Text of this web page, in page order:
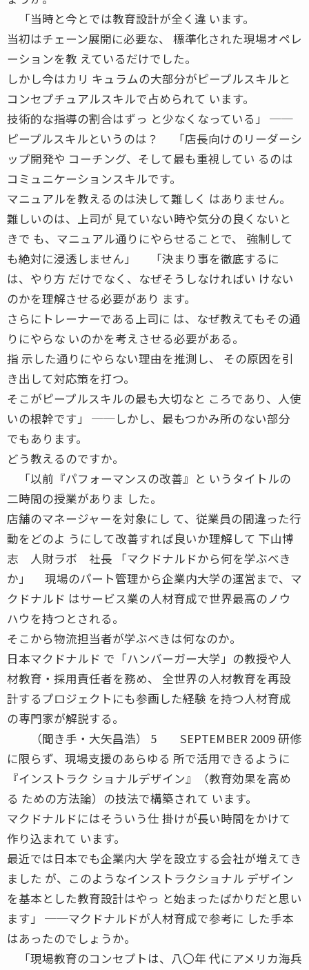
「当時と今とでは教育設計が全く違 います。
当初はチェーン展開に必要な、 標準化された現場オペレ
ーションを教 えているだけでした。
しかし今はカリ キュラムの大部分がピープルスキルと
コンセプチュアルスキルで占められて います。
技術的な指導の割合はずっ と少なくなっている」 ──
ピープルスキルというのは？ 「店長向けのリーダーシ
ップ開発や コーチング、そして最も重視してい るのは
コミュニケーションスキルです。
マニュアルを教えるのは決して難しく はありません。
難しいのは、上司が 見ていない時や気分の良くないと
きで も、マニュアル通りにやらせることで、 強制して
も絶対に浸透しません」 「決まり事を徹底するに
は、やり方 だけでなく、なぜそうしなければい けない
のかを理解させる必要があり ます。
さらにトレーナーである上司に は、なぜ教えてもその通
りにやらな いのかを考えさせる必要がある。
指 示した通りにやらない理由を推測し、 その原因を引
き出して対応策を打つ。
そこがピープルスキルの最も大切なと ころであり、人使
いの根幹です」 ──しかし、最もつかみ所のない部分
でもあります。
どう教えるのですか。
「以前『パフォーマンスの改善』と いうタイトルの
二時間の授業がありま した。
店舗のマネージャーを対象にし て、従業員の間違った行
動をどのよ うにして改善すれば良いか理解して 下山博
志 人財ラボ 社長 「マクドナルドから何を学ぶべき
か」 現場のパート管理から企業内大学の運営まで、マ
クドナルド はサービス業の人材育成で世界最高のノウ
ハウを持つとされる。
そこから物流担当者が学ぶべきは何なのか。
日本マクドナルド で「ハンバーガー大学」の教授や人
材教育・採用責任者を務め、 全世界の人材教育を再設
計するプロジェクトにも参画した経験 を持つ人材育成
の専門家が解説する。
（聞き手・大矢昌浩） 5 SEPTEMBER 2009 研修
に限らず、現場支援のあらゆる 所で活用できるように
『インストラク ショナルデザイン』（教育効果を高め
る ための方法論）の技法で構築されて います。
マクドナルドにはそういう仕 掛けが長い時間をかけて
作り込まれて います。
最近では日本でも企業内大 学を設立する会社が増えてき
ました が、このようなインストラクショナル デザイン
を基本とした教育設計はやっ と始まったばかりだと思い
ます」 ──マクドナルドが人材育成で参考に した手本
はあったのでしょうか。
「現場教育のコンセプトは、八〇年 代にアメリカ海兵